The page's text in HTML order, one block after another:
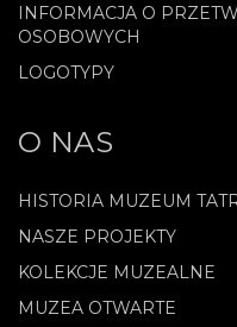
INFORMACJA O
OSOBOWYCH
LOGOTYPY
O NAS
HISTORIA MUZEUM
NASZE PROJEKTY
KOLEKCJE MUZEALNE
MUZEA OTWARTE